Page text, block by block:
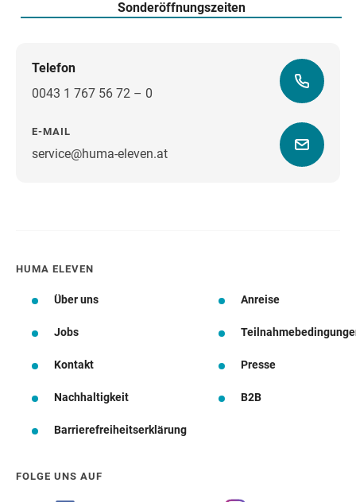
Sonderöffnungszeiten
Telefon
0043 1 767 56 72 – 0
E-MAIL
service@huma-eleven.atWegbeschreibung
HUMA ELEVEN
Über uns Anreise
Jobs
Kontakt Presse
Nachhaltigkeit B2B
Barrierefreiheitserklärung
FOLGE UNS AUF